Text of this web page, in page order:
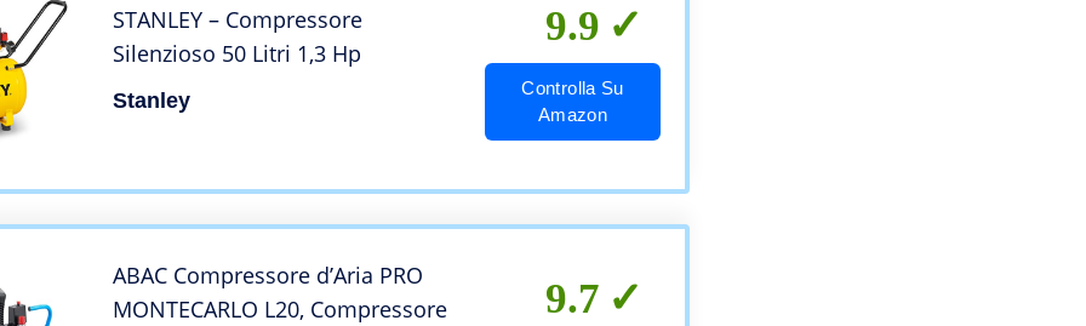
STANLEY – Compressore
Silenzioso 50 Litri 1,3 Hp
Stanley
9.9
Controlla Su
Amazon
ABAC Compressore d’Aria PRO
MONTECARLO L20, Compressore
9.7